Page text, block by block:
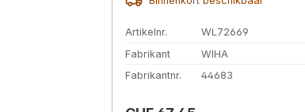
Artikelnr.
WL72669
Fabrikant
WIHA
Fabrikantnr.
44683